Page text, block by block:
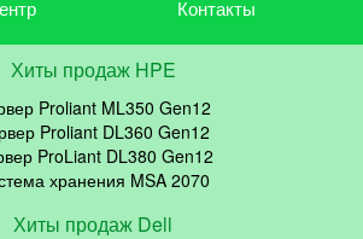
Контакты
Хиты продаж HPE
Proliant ML350 Gen12
Proliant DL360 Gen12
ProLiant DL380 Gen12
хранения MSA 2070
Хиты продаж Dell